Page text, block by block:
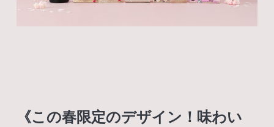
《この春限定のデザイン！味わい